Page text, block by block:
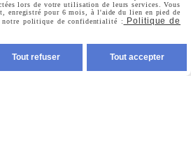
lors de votre utilisation de leurs services. Vous
enregistré pour 6 mois, à l'aide du lien en pied de
politique de confidentialité :
Politique de
Tout refuser Tout accepter